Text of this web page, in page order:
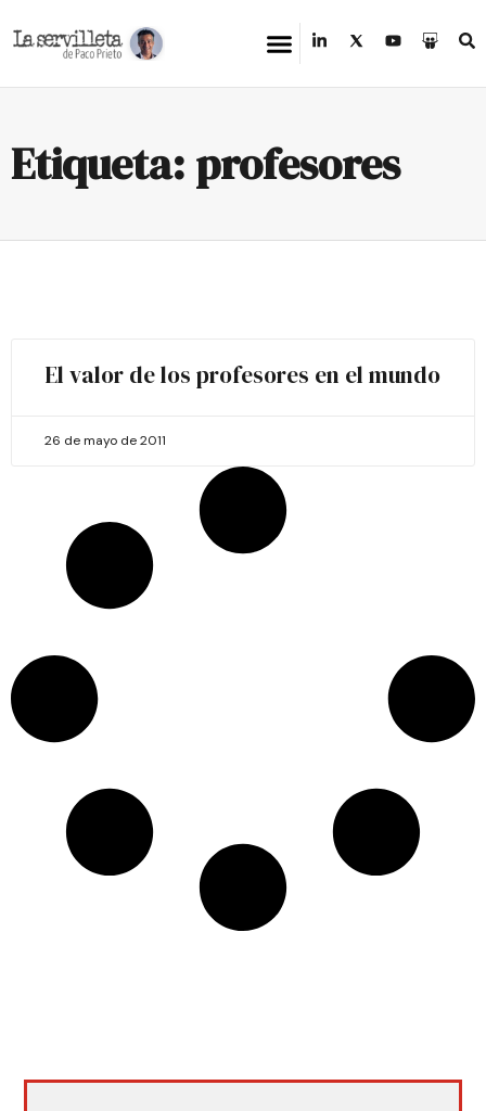
Etiqueta: profesores
El valor de los profesores en el mundo
26 de mayo de 2011